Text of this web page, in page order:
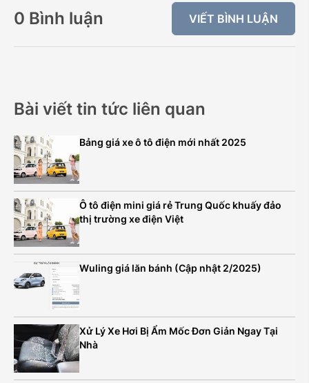
0 Bình luận VIẾT BÌNH LUẬN
Bài viết tin tức liên quan
Bảng giá xe ô tô điện mới nhất 2025
Ô tô điện mini giá rẻ Trung Quốc khuấy đảo
thị trường xe điện Việt
Wuling giá lăn bánh (Cập nhật 2/2025)
Xử Lý Xe Hơi Bị Ẩm Mốc Đơn Giản Ngay Tại
Nhà